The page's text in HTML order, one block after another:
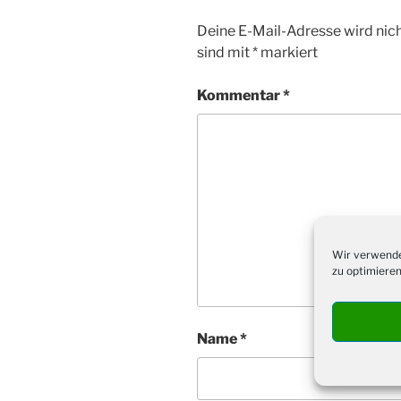
Wir
zu
Deine E-Mail-Adresse wird
sind mit* markiert
Kommentar*
Name*